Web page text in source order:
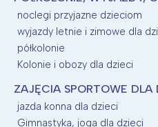
noclegi przyjazne dzieciom
wyjazdy letnie i zimowe dla
półkolonie
Kolonie i obozy dla dzieci
ZAJĘCIA SPORTOWE DLA
jazda konna dla dzieci
Gimnastyka, joga dla dzieci